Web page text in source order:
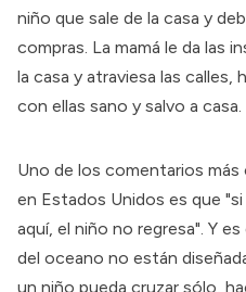
niño que sale de la casa y
compras. La mamá le da las
la casa y atraviesa las calles,
con ellas sano y salvo a casa.
Uno de los comentarios
en Estados Unidos es que
aquí, el niño no regresa". Y
del oceano no están
un niño pueda cruzar sólo,